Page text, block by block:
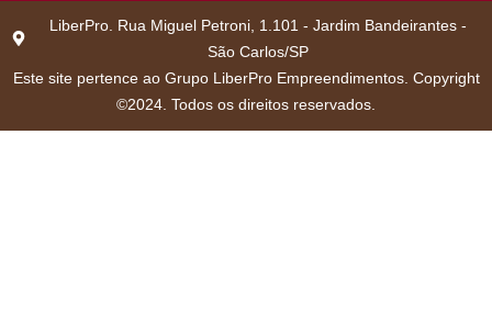
LiberPro. Rua Miguel Petroni, 1.101 - Jardim Bandeirantes -
São Carlos/SP
Este site pertence ao Grupo LiberPro Empreendimentos. Copyright
©2024. Todos os direitos reservados.